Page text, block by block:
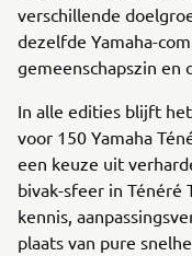
verschillende
dezelfde Yamaha-
gemeenschapszin
In alle edities blijft
voor 150 Yamaha
een keuze uit
bivak-sfeer in Ténéré
kennis,
plaats van pure